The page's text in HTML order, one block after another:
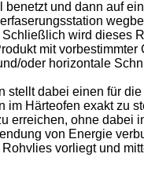
und dann auf
wird dieses
mit
oder horizontale
stellt dabei einen für
Härteofen exakt zu
erreichen, ohne
von Energie
vorliegt und